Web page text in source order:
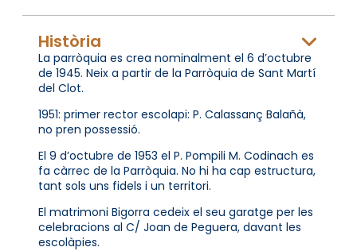
Història
La parròquia es crea nominalment el 6 d’octubre
de 1945. Neix a partir de la Parròquia de Sant Martí
del Clot.
1951: primer rector escolapi: P. Calassanç Balañà,
no pren possessió.
El 9 d’octubre de 1953 el P. Pompili M. Codinach es
fa càrrec de la Parròquia. No hi ha cap estructura,
tant sols uns fidels i un territori.
El matrimoni Bigorra cedeix el seu garatge per les
celebracions al C/ Joan de Peguera, davant les
escolàpies.